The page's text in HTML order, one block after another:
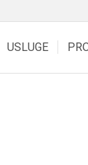
USLUGE